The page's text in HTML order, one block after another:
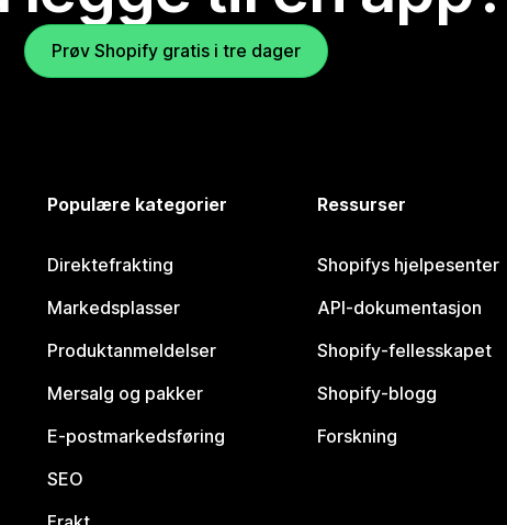
Prøv Shopify gratis i tre dager
Populære kategorier
Direktefrakting
Markedsplasser
Produktanmeldelser
Mersalg og pakker
E-postmarkedsføring
SEO
Ressurser
Shopifys hjelpesenter
API-dokumentasjon
Shopify-fellesskapet
Shopify-blogg
Forskning